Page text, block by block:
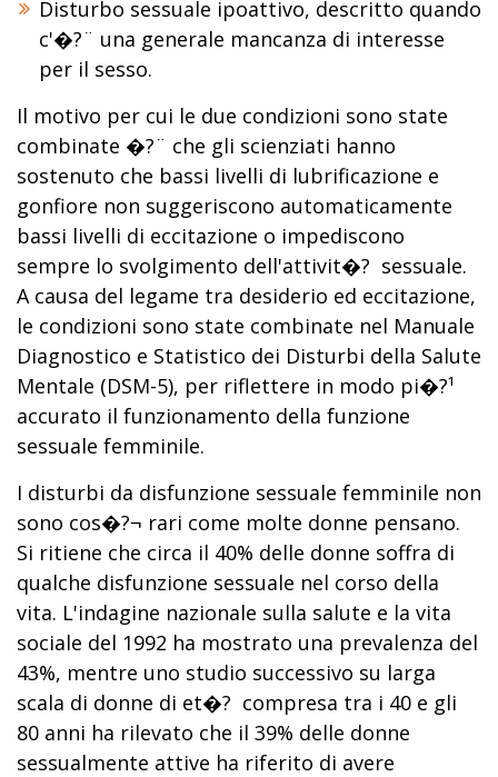
Disturbo sessuale ipoattivo, descritto quando
c'�?¨ una generale mancanza di interesse
per il sesso.
Il motivo per cui le due condizioni sono state
combinate �?¨ che gli scienziati hanno
sostenuto che bassi livelli di lubrificazione e
gonfiore non suggeriscono automaticamente
bassi livelli di eccitazione o impediscono
sempre lo svolgimento dell'attivit�? sessuale.
A causa del legame tra desiderio ed eccitazione,
le condizioni sono state combinate nel Manuale
Diagnostico e Statistico dei Disturbi della Salute
Mentale (DSM-5), per riflettere in modo pi�?¹
accurato il funzionamento della funzione
sessuale femminile.
I disturbi da disfunzione sessuale femminile non
sono cos�?¬ rari come molte donne pensano.
Si ritiene che circa il 40% delle donne soffra di
qualche disfunzione sessuale nel corso della
vita. L'indagine nazionale sulla salute e la vita
sociale del 1992 ha mostrato una prevalenza del
43%, mentre uno studio successivo su larga
scala di donne di et�? compresa tra i 40 e gli
80 anni ha rilevato che il 39% delle donne
sessualmente attive ha riferito di avere